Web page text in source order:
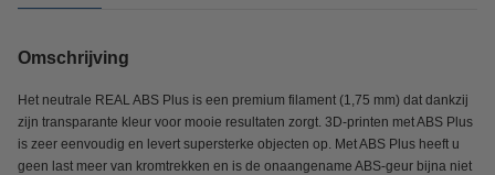
Omschrijving
Het neutrale REAL ABS Plus is een premium filament (1,75 mm) dat dankzij
zijn transparante kleur voor mooie resultaten zorgt. 3D-printen met ABS Plus
is zeer eenvoudig en levert supersterke objecten op. Met ABS Plus heeft u
geen last meer van kromtrekken en is de onaangename ABS-geur bijna niet